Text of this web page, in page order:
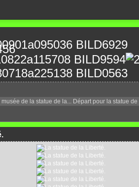
musée de la statue de la... Départ pour la statue de